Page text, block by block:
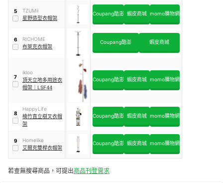
5
TZUMii
星野造型衣帽架
Coupang酷澎 蝦皮商城 momo購物網
6
RICHOME
布萊克衣帽架
Coupang酷澎 蝦皮商城
7
ikloo
頂天立地多用途衣
帽架
LSF44
Coupang酷澎 蝦皮商城 momo購物網
8
HappyLife
楠竹直立樹叉衣帽
架
Coupang酷澎 蝦皮商城 momo購物網
9
Homelike
艾爾克雙桿衣帽架
Coupang酷澎 蝦皮商城 momo購物網
若查無搜尋商品，可提出商品刊登需求